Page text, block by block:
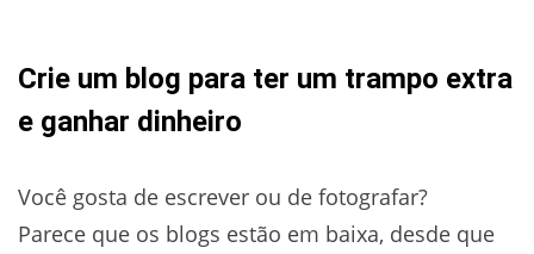
Crie um blog para ter um trampo extra
e ganhar dinheiro
Você gosta de escrever ou de fotografar?
Parece que os blogs estão em baixa, desde que